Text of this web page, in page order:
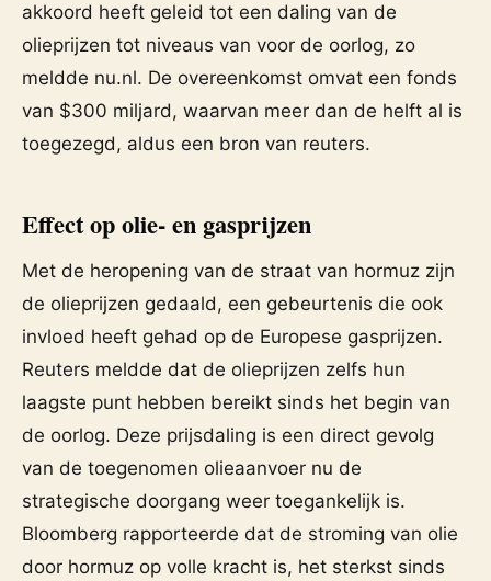
akkoord heeft geleid tot een daling van de
olieprijzen tot niveaus van voor de oorlog, zo
meldde nu.nl. De overeenkomst omvat een fonds
van $300 miljard, waarvan meer dan de helft al is
toegezegd, aldus een bron van reuters.
Effect op olie- en gasprijzen
Met de heropening van de straat van hormuz zijn
de olieprijzen gedaald, een gebeurtenis die ook
invloed heeft gehad op de Europese gasprijzen.
Reuters meldde dat de olieprijzen zelfs hun
laagste punt hebben bereikt sinds het begin van
de oorlog. Deze prijsdaling is een direct gevolg
van de toegenomen olieaanvoer nu de
strategische doorgang weer toegankelijk is.
Bloomberg rapporteerde dat de stroming van olie
door hormuz op volle kracht is, het sterkst sinds